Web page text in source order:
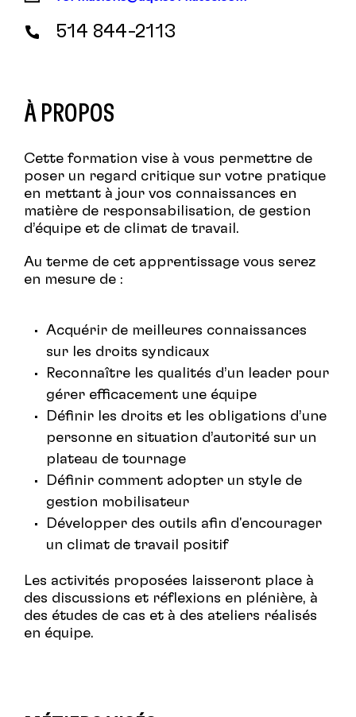
À PROPOS
Cette formation vise à vous permettre de
poser un regard critique sur votre pratique
en mettant à jour vos connaissances en
matière de responsabilisation, de gestion
d’équipe et de climat de travail.
Au terme de cet apprentissage vous serez
en mesure de :
Acquérir de meilleures connaissances
sur les droits syndicaux
Reconnaître les qualités d’un leader pour
gérer efficacement une équipe
Définir les droits et les obligations d’une
personne en situation d’autorité sur un
plateau de tournage
Définir comment adopter un style de
gestion mobilisateur
Développer des outils afin d'encourager
un climat de travail positif
Les activités proposées laisseront place à
des discussions et réflexions en plénière, à
des études de cas et à des ateliers réalisés
en équipe.
514 844-2113